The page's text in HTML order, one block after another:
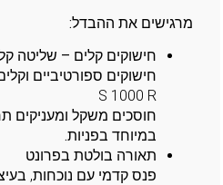
מרגישים את ההבדל:
חישוקים קלים – שליטה
חישוקים ספורטיביים
S 1000 R
חוסכים משקל ומעניקים
במיוחד בפניות.
תאורה בולטת בפרונט
פנס קדמי עם נוכחות,